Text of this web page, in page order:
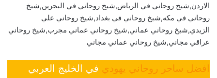
الاردن,شيخ روحاني في الرياض,شيخ روحاني في البحرين,شيخ
روحاني في مكه,شيخ روحاني في بغداد,شيخ روحاني علي
الزيدي,شيخ روحاني عماني,شيخ روحاني عماني مجرب,شيخ روحاني
عراقي مجاني,شيخ روحاني عماني مجاني
افضل ساحر روحاني يهودي في الخليج العربي